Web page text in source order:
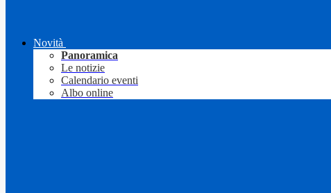
Novità
Panoramica
Le notizie
Calendario eventi
Albo online